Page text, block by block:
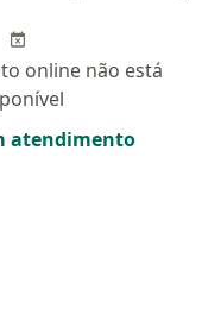
online não está
atendimento